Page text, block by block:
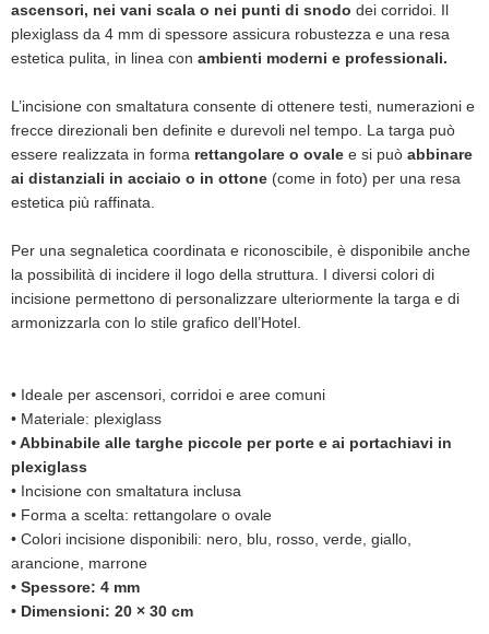
ascensori, nei vani scala o nei punti di snodo dei corridoi. Il
plexiglass da 4 mm di spessore assicura robustezza e una resa
estetica pulita, in linea con ambienti moderni e professionali.
L’incisione con smaltatura consente di ottenere testi, numerazioni e
frecce direzionali ben definite e durevoli nel tempo. La targa può
essere realizzata in forma rettangolare o ovale e si può abbinare
ai distanziali in acciaio o in ottone (come in foto) per una resa
estetica più raffinata.
Per una segnaletica coordinata e riconoscibile, è disponibile anche
la possibilità di incidere il logo della struttura. I diversi colori di
incisione permettono di personalizzare ulteriormente la targa e di
armonizzarla con lo stile grafico dell’Hotel.
• Ideale per ascensori, corridoi e aree comuni
• Materiale: plexiglass
•Abbinabile alle targhe piccole per porte e ai portachiavi in
plexiglass
• Incisione con smaltatura inclusa
• Forma a scelta: rettangolare o ovale
• Colori incisione disponibili: nero, blu, rosso, verde, giallo,
arancione, marrone
• Spessore: 4 mm
• Dimensioni: 20 × 30 cm